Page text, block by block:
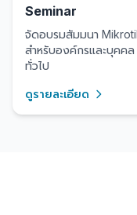
Seminar
จัดอบรมสัมมนา
สำหรับองค์กรและบุคคล
ทั่วไป
ดูรายละเอียด